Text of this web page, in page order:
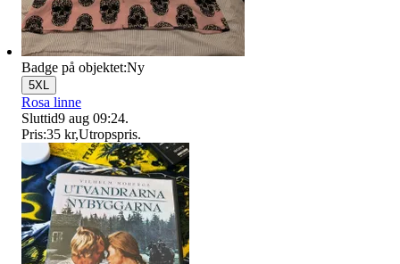
Badge på objektet:Ny
5XL
Rosa linne
Sluttid9 aug 09:24.
Pris:35 kr,Utropspris.